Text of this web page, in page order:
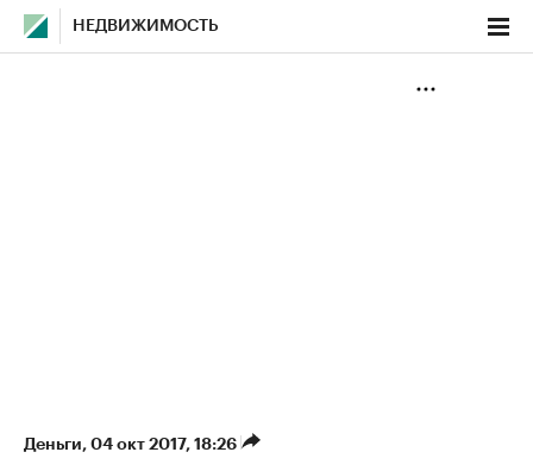
НЕДВИЖИМОСТЬ
Деньги⁠, 04 окт 2017, 18:26